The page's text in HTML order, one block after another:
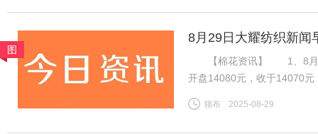
图
8月29日大耀纺织新闻
【棉花资讯】 1、8月28
开盘14080元，收于14070
期国内供应偏紧预期仍在，
领布 2025-08-29